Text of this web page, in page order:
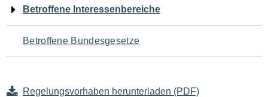
den
Seiteninhalt
Betroffene Interessenbereiche
Betroffene Bundesgesetze
Regelungsvorhaben herunterladen (PDF)